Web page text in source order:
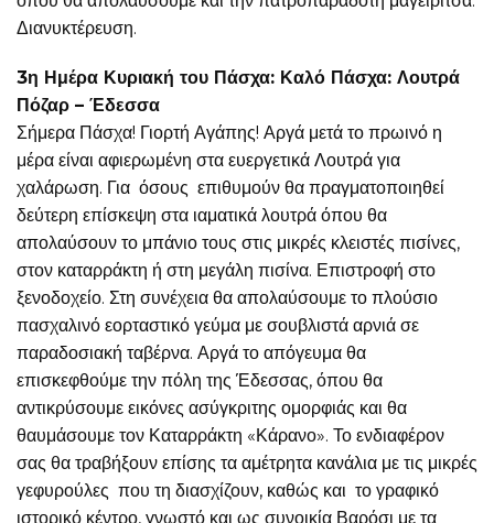
Διανυκτέρευση.
3η Ημέρα Κυριακή του Πάσχα: Καλό Πάσχα: Λουτρά
Πόζαρ – Έδεσσα
Σήμερα Πάσχα! Γιορτή Αγάπης! Αργά μετά το πρωινό η
μέρα είναι αφιερωμένη στα ευεργετικά Λουτρά για
χαλάρωση. Για όσους επιθυμούν θα πραγματοποιηθεί
δεύτερη επίσκεψη στα ιαματικά λουτρά όπου θα
απολαύσουν το μπάνιο τους στις μικρές κλειστές πισίνες,
στον καταρράκτη ή στη μεγάλη πισίνα. Επιστροφή στο
ξενοδοχείο. Στη συνέχεια θα απολαύσουμε το πλούσιο
πασχαλινό εορταστικό γεύμα με σουβλιστά αρνιά σε
παραδοσιακή ταβέρνα. Αργά το απόγευμα θα
επισκεφθούμε την πόλη της Έδεσσας, όπου θα
αντικρύσουμε εικόνες ασύγκριτης ομορφιάς και θα
θαυμάσουμε τον Καταρράκτη «Κάρανο». Το ενδιαφέρον
σας θα τραβήξουν επίσης τα αμέτρητα κανάλια με τις μικρές
γεφυρούλες που τη διασχίζουν, καθώς και το γραφικό
ιστορικό κέντρο, γνωστό και ως συνοικία Βαρόσι με τα